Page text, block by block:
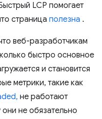
LCP помогает
страница полезна .
веб-разработчикам
быстро основное
и становится
метрики, такие как
не работают
не обязательно